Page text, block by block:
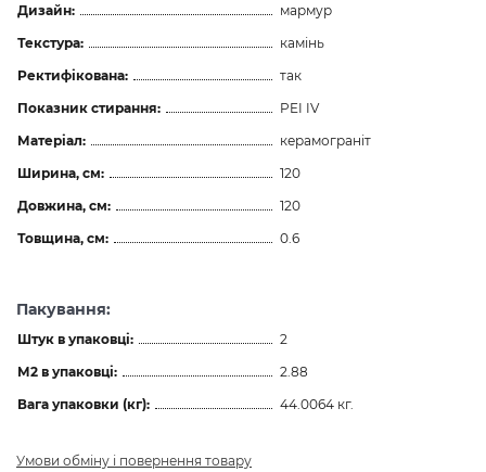
Дизайн:
мармур
Текстура:
камінь
Ректифікована:
так
Показник стирання:
PEI IV
Матеріал:
керамограніт
Ширина, см:
120
Довжина, см:
120
Товщина, см:
0.6
Пакування:
Штук в упаковці:
2
М2 в упаковці:
2.88
Вага упаковки (кг):
44.0064 кг.
Умови обміну і повернення товару